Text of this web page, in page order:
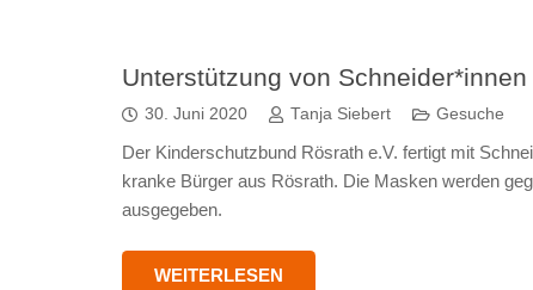
Unterstützung von Schneider*innen
30. Juni 2020 Tanja Siebert Gesuche
Der Kinderschutzbund Rösrath e.V. fertigt mit
kranke Bürger aus Rösrath. Die Masken werden
ausgegeben.
WEITERLESEN